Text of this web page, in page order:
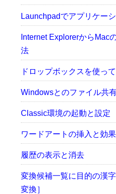
Launchpadでアプリケー
Internet ExplorerからMac
法
ドロップボックスを使っ
Windowsとのファイル共
Classic環境の起動と設定
ワードアートの挿入と効果
履歴の表示と消去
変換候補一覧に目的の漢
変換］